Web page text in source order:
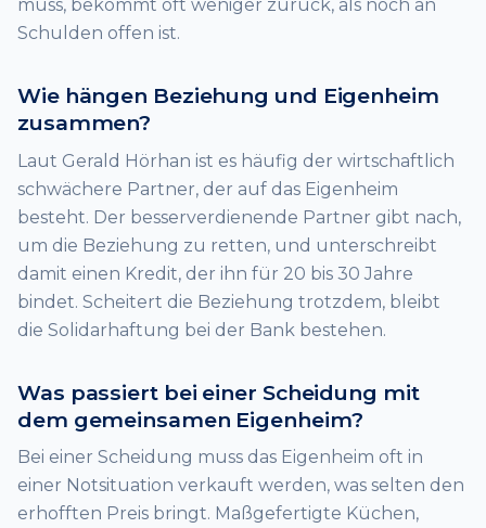
muss, bekommt oft weniger zurück, als noch an
Schulden offen ist.
Wie hängen Beziehung und Eigenheim
zusammen?
Laut Gerald Hörhan ist es häufig der wirtschaftlich
schwächere Partner, der auf das Eigenheim
besteht. Der besserverdienende Partner gibt nach,
um die Beziehung zu retten, und unterschreibt
damit einen Kredit, der ihn für 20 bis 30 Jahre
bindet. Scheitert die Beziehung trotzdem, bleibt
die Solidarhaftung bei der Bank bestehen.
Was passiert bei einer Scheidung mit
dem gemeinsamen Eigenheim?
Bei einer Scheidung muss das Eigenheim oft in
einer Notsituation verkauft werden, was selten den
erhofften Preis bringt. Maßgefertigte Küchen,